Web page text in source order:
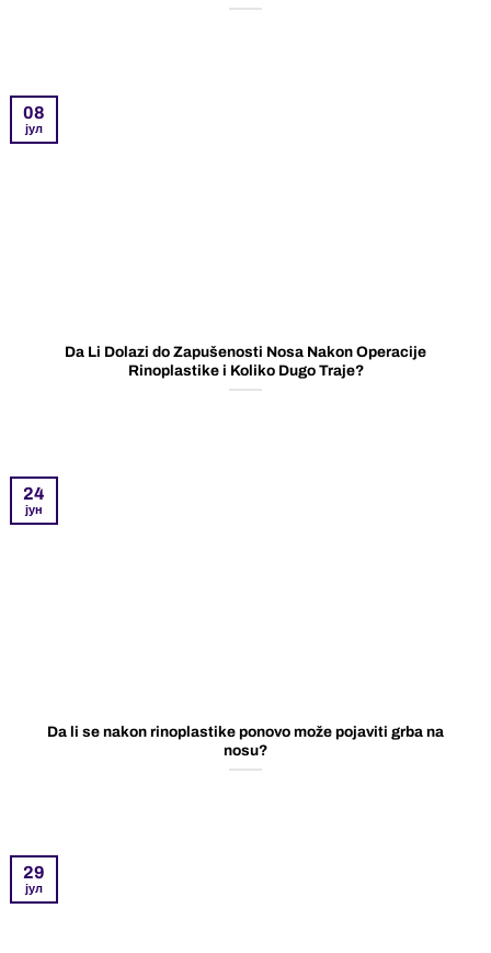
Da Li Dolazi do Zapušenosti Nosa Nakon Operacije
Rinoplastike i Koliko Dugo Traje?
08
јул
Da li se nakon rinoplastike ponovo može pojaviti grba na
nosu?
24
јун
29
јул